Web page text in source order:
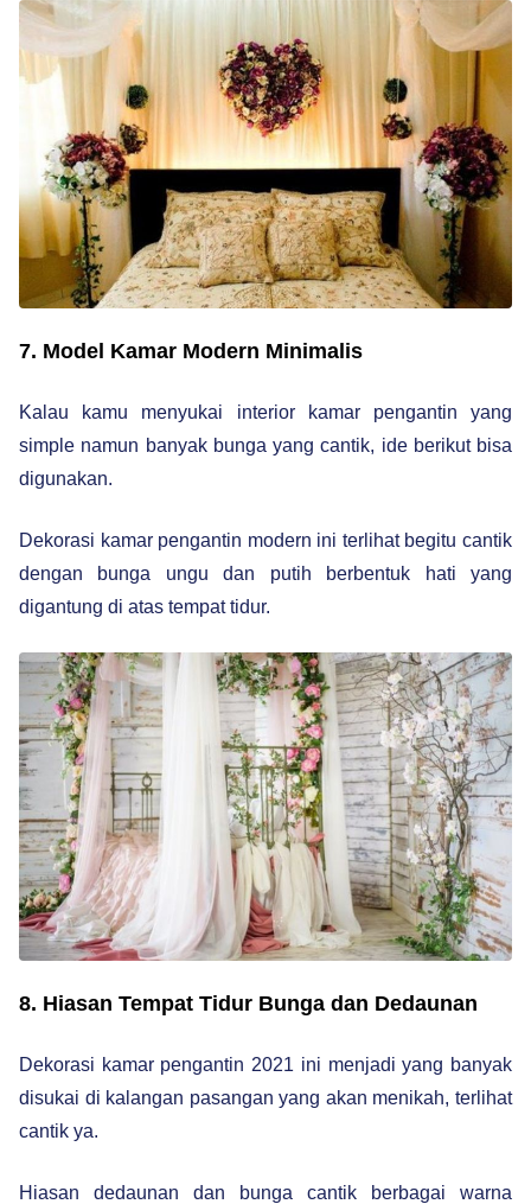
7. Model Kamar Modern Minimalis
Kalau kamu menyukai interior kamar pengantin yang
simple namun banyak bunga yang cantik, ide berikut bisa
digunakan.
Dekorasi kamar pengantin modern ini terlihat begitu cantik
dengan bunga ungu dan putih berbentuk hati yang
digantung di atas tempat tidur.
8. Hiasan Tempat Tidur Bunga dan Dedaunan
Dekorasi kamar pengantin 2021 ini menjadi yang banyak
disukai di kalangan pasangan yang akan menikah, terlihat
cantik ya.
Hiasan dedaunan dan bunga cantik berbagai warna